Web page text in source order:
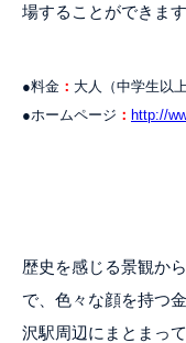
場することができます
●料金 ： 大人（中学生以
●ホームページ ： http://
歴史を感じる景観か
で、色々な顔を持つ
沢駅周辺にまとまっ